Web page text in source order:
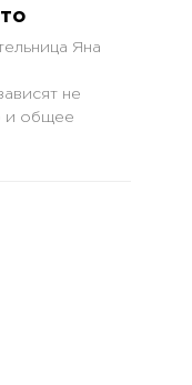
Яна
не
и общее